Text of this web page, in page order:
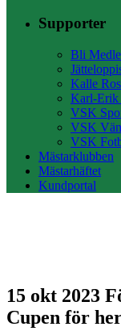
Supporter
Bli
Kalle
Karl-Erik
VSK
VSK
VSK
Mästarklubben
Mästarhäftet
Kundportal
15 okt 2023
Cupen för